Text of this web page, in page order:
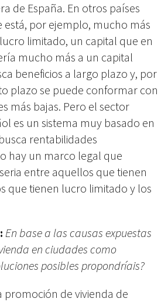
de España. En otros países
está, por ejemplo, mucho más
limitado, un capital que en
mucho más a un capital
beneficios a largo plazo y, por
plazo se puede conformar con
más bajas. Pero el sector
es un sistema muy basado en
rentabilidades
hay un marco legal que
entre aquellos que tienen
que tienen lucro limitado y los
En base a las causas expuestas
en ciudades como
posibles propondríais?
promoción de vivienda de